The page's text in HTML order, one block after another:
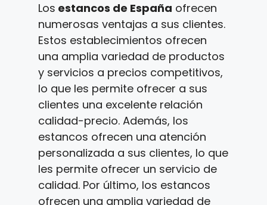
Los estancos de España ofrecen
numerosas ventajas a sus clientes.
Estos establecimientos ofrecen
una amplia variedad de productos
y servicios a precios competitivos,
lo que les permite ofrecer a sus
clientes una excelente relación
calidad-precio. Además, los
estancos ofrecen una atención
personalizada a sus clientes, lo que
les permite ofrecer un servicio de
calidad. Por último, los estancos
ofrecen una amplia variedad de